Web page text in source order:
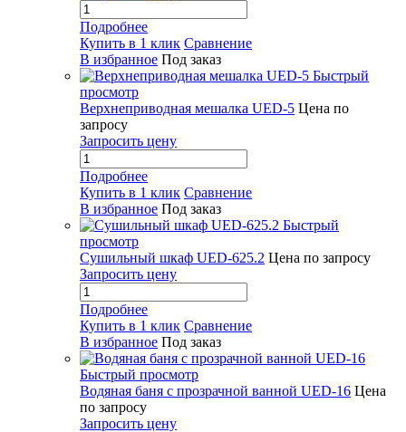
Подробнее
Купить в 1 клик Сравнение
В избранное Под заказ
Быстрый
просмотр
Верхнеприводная мешалка UED-5 Цена по
запросу
Запросить цену
Подробнее
Купить в 1 клик Сравнение
В избранное Под заказ
Быстрый
просмотр
Сушильный шкаф UED-625.2 Цена по запросу
Запросить цену
Подробнее
Купить в 1 клик Сравнение
В избранное Под заказ
Быстрый просмотр
Водяная баня с прозрачной ванной UED-16 Цена
по запросу
Запросить цену